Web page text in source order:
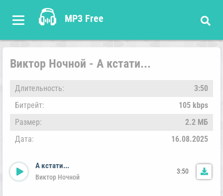
MP3 Free
Виктор Ночной - А кстати...
Длительность:
3:50
Битрейт:
105 kbps
Размер:
2.2 МБ
Дата:
16.08.2025
А кстати...
Виктор Ночной
3:50